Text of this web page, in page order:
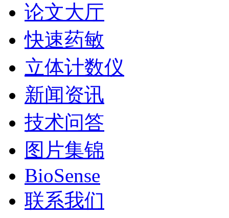
论文大厅
快速药敏
立体计数仪
新闻资讯
技术问答
图片集锦
BioSense
联系我们